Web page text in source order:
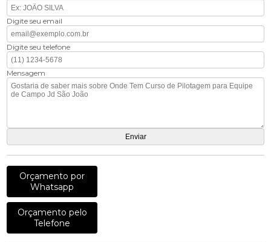
Digite seu email
Digite seu telefone
Mensagem
Orçamento por
Whatsapp
Orçamento pelo
Telefone